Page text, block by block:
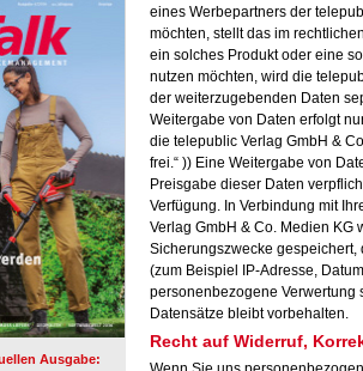
Ausgabe:
eines Werbepartners der
möchten, stellt das im
ein solches Produkt oder eine
nutzen möchten, wird die
der weiterzugebenden Daten
Weitergabe von Daten erfolgt
die telepublic Verlag GmbH &
frei.“ )) Eine Weitergabe von
Preisgabe dieser Daten
Verfügung. In Verbindung mit
Verlag GmbH & Co. Medien KG
Sicherungszwecke
(zum Beispiel IP-Adresse,
personenbezogene Verwertung
Datensätze bleibt vorbehalten.
Recht auf Widerruf,